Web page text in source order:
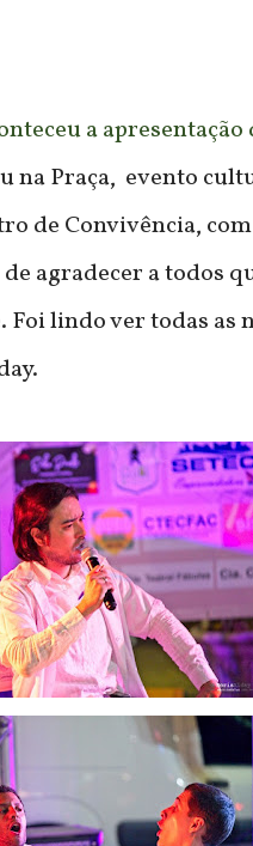
a apresentação
na Praça, evento
de Convivência,
agradecer a todos
lindo ver todas as